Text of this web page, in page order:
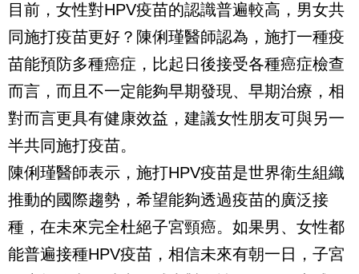
目前，女性對HPV疫苗的認識普遍較高，男女共
同施打疫苗更好？陳俐瑾醫師認為，施打一種疫
苗能預防多種癌症，比起日後接受各種癌症檢查
而言，而且不一定能夠早期發現、早期治療，相
對而言更具有健康效益，建議女性朋友可與另一
半共同施打疫苗。
陳俐瑾醫師表示，施打HPV疫苗是世界衛生組織
推動的國際趨勢，希望能夠透過疫苗的廣泛接
種，在未來完全杜絕子宮頸癌。如果男、女性都
能普遍接種HPV疫苗，相信未來有朝一日，子宮